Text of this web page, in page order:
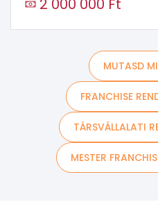
2 000 000 Ft
MUTASD
FRANCHISE
TÁRSVÁLLALATI
MESTER